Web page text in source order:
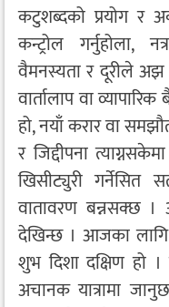
कटुशब्दको प्रयोग र
कन्ट्रोल गर्नुहोला,
वैमनस्यता र दूरीले
वार्तालाप वा
हो, नयाँ करार वा
र जिद्दीपना
खिसीट्युरी गर्नेसित
वातावरण बन्नसक्छ
देखिन्छ । आजका
शुभ दिशा दक्षिण हो
अचानक यात्रामा